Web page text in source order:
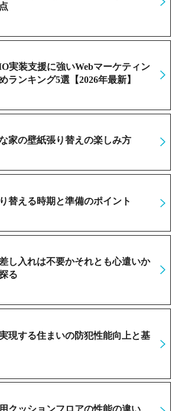
実装支援に強いWebマーケティン
ランキング5選【2026年最新】
家の壁紙張り替えの楽しみ方
替える時期と準備のポイント
し入れは不要かそれとも心遣いか
る
現する住まいの防犯性能向上と基
クッションフロアの性能の違い